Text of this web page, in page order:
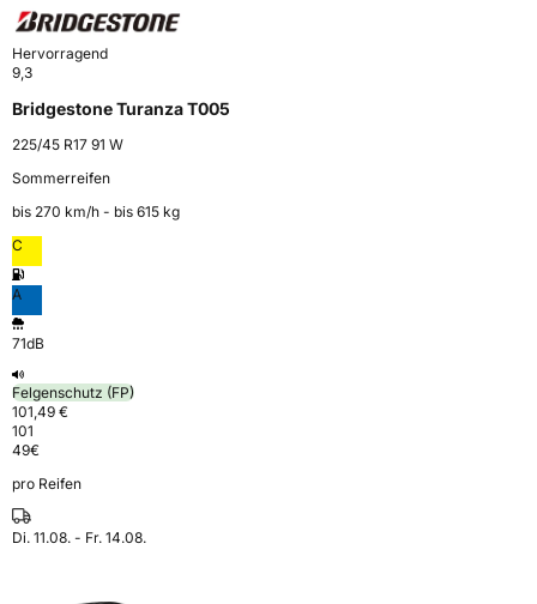
Hervorragend
9,3
Bridgestone Turanza T005
225/45 R17 91 W
Sommerreifen
bis 270 km⁠/⁠h - bis 615 kg
C
A
71dB
Felgenschutz (FP)
101,49 €
101
49€
pro Reifen
Di. 11.08. - Fr. 14.08.